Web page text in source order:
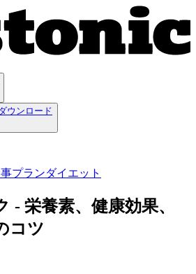
ウンロード
プランダイエット
- 栄養素、健康効果、
コツ